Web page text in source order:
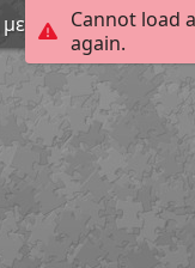
Cannot load
again.
παράσταση